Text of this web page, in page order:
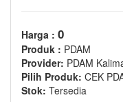
Harga : 0
Produk : PDAM
Provider: PDAM
Pilih Produk: CEK
Stok: Tersedia